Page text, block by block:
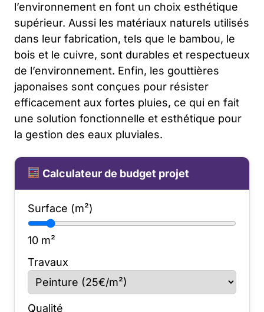
l’environnement en font un choix esthétique
supérieur. Aussi les matériaux naturels utilisés
dans leur fabrication, tels que le bambou, le
bois et le cuivre, sont durables et respectueux
de l’environnement. Enfin, les gouttières
japonaises sont conçues pour résister
efficacement aux fortes pluies, ce qui en fait
une solution fonctionnelle et esthétique pour
la gestion des eaux pluviales.
Calculateur de budget projet
Surface (m²)
10 m²
Travaux
Qualité